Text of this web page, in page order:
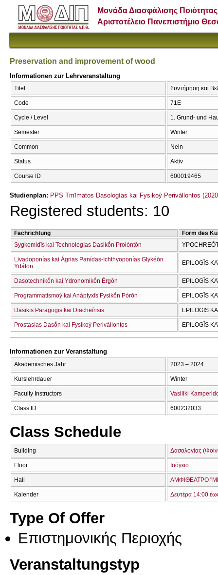
Μονάδα Διασφάλισης Ποιότητας
Αριστοτέλειο Πανεπιστήμιο
Preservation and improvement of wood
Informationen zur Lehrveranstaltung
Titel Συντήρηση και
Code 71Ε
Cycle / Level 1. Grund- und
Semester Winter
Common Nein
Status Aktiv
Course ID 600019465
Studienplan: PPS Tmīmatos Dasologías kai Fysikoý Perivállontos
Registered students: 10
Fachrichtung
Form des
Sygkomidīs kai Technologías Dasikṓn Proióntōn
Livadoponías kai Ágrias Panídas-Ichthyoponías Glykéōn
Ydátōn
EPILOGĪS
Dasotechnikṓn kai Ydronomikṓn Érgōn EPILOGĪS
Programmatismoý kai Anáptyxīs Fysikṓn Pórōn EPILOGĪS
Dasikīs Paragōgīs kai Diacheírisīs EPILOGĪS
Prostasías Dasṓn kai Fysikoý Perivállontos EPILOGĪS
Informationen zur Veranstaltung
Akademisches Jahr 2023 – 2024
Kurslehrdauer Winter
Faculty Instructors Vasiliki
Class ID 600232033
Class Schedule
Building Δασολογίας
Floor Ισόγειο
Hall ΑΜΦΙΘΕΑΤΡΟ
Kalender Δευτέρα 14:00
Type Of Offer
Επιστημονικής Περιοχής
Veranstaltungstyp